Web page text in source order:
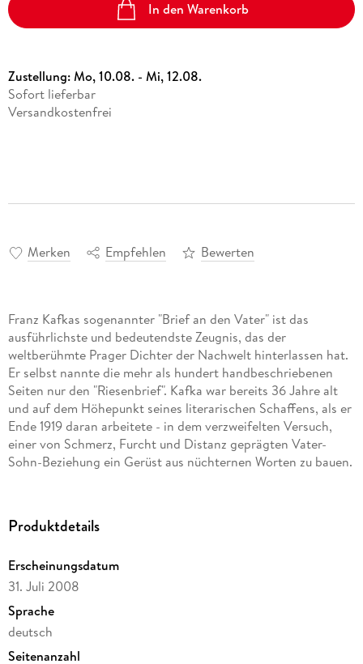
In den Warenkorb
Zustellung:Mo, 10.08. - Mi, 12.08.
Sofort lieferbar
Versandkostenfrei
Merken Empfehlen Bewerten
Franz Kafkas sogenannter "Brief an den Vater" ist das
ausführlichste und bedeutendste Zeugnis, das der
weltberühmte Prager Dichter der Nachwelt hinterlassen hat.
Er selbst nannte die mehr als hundert handbeschriebenen
Seiten nur den "Riesenbrief". Kafka war bereits 36 Jahre alt
und auf dem Höhepunkt seines literarischen Schaffens, als er
Ende 1919 daran arbeitete - in dem verzweifelten Versuch,
einer von Schmerz, Furcht und Distanz geprägten Vater-
Sohn-Beziehung ein Gerüst aus nüchternen Worten zu bauen.
Franz Kafkas sogenannter »Brief an den Vater« ist das
das der weltberühmte Prager Dichter der Nachwelt
hinterlassen hat. Er selbst nannte die mehr als hundert
handbeschriebenen Seiten nur den »Riesenbrief«. Kafka war
bereits 36 Jahre alt und auf dem Höhepunkt seines
literarischen Schaffens, als er Ende 1919 daran arbeitete - in
dem verzweifelten Versuch, einer von Schmerz, Furcht und
Produktdetails
Erscheinungsdatum
31. Juli 2008
Sprache
deutsch
Seitenanzahl